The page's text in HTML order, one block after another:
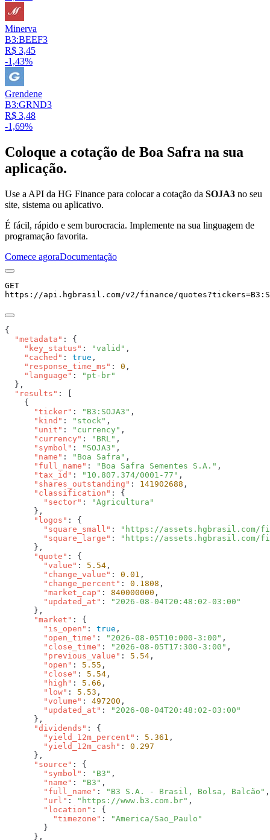
Minerva
B3:BEEF3
R$ 3,45
-1,43%
Grendene
B3:GRND3
R$ 3,48
-1,69%
Coloque a cotação de Boa Safra na sua
aplicação.
Use a API da HG Finance para colocar a cotação da SOJA3 no seu
site, sistema ou aplicativo.
É fácil, rápido e sem burocracia. Implemente na sua linguagem de
programação favorita.
Comece agoraDocumentação
GET
https://api.hgbrasil.com/v2/finance/quotes?tickers=
  "metadata"
    "key_status"
: "valid"
    "cached"
: true
    "response_time_ms"
: 0
    "language"
:
  "results"
      "ticker"
: "B3:SOJA3"
      "kind"
: "stock"
      "unit"
: "currency"
      "currency"
: "BRL"
      "symbol"
: "SOJA3"
      "name"
: "Boa Safra"
      "full_name"
: "Boa Safra Sementes S.A."
      "tax_id"
: "10.807.374/0001-77"
      "shares_outstanding"
: 141902688
      "classification"
        "sector"
:
      "logos"
        "square_small"
:
"https://assets.hgbrasil.com/
        "square_large"
:
      "quote"
        "value"
: 5.54
        "change_value"
: 0.01
        "change_percent"
: 0.1808
        "market_cap"
: 840000000
        "updated_at"
:
      "market"
        "is_open"
: true
        "open_time"
: "2026-08-05T10:000-3:00"
        "close_time"
: "2026-08-05T17:300-3:00"
        "previous_value"
: 5.54
        "open"
: 5.55
        "close"
: 5.54
        "high"
: 5.66
        "low"
: 5.53
        "volume"
: 497200
        "updated_at"
:
      "dividends"
        "yield_12m_percent"
: 5.361
        "yield_12m_cash"
:
      "source"
        "symbol"
: "B3"
        "name"
: "B3"
        "full_name"
:
"B3 S.A. - Brasil, Bolsa, Balcão"
        "url"
: "https://www.b3.com.br"
        "location"
          "timezone"
: